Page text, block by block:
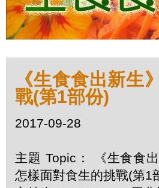
《生食食出新生
戰(第1部份)
2017-09-28
主題 Topic： 《生食食
怎樣面對食生的挑戰(第1